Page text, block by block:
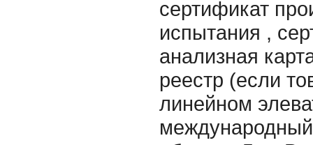
сертификат
испытания ,
анализная
реестр (если
линейном